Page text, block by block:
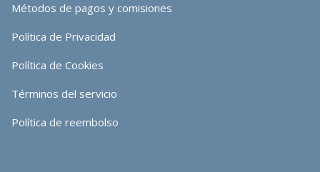
Métodos de pagos y comisiones
Política de Privacidad
Política de Cookies
Términos del servicio
Política de reembolso